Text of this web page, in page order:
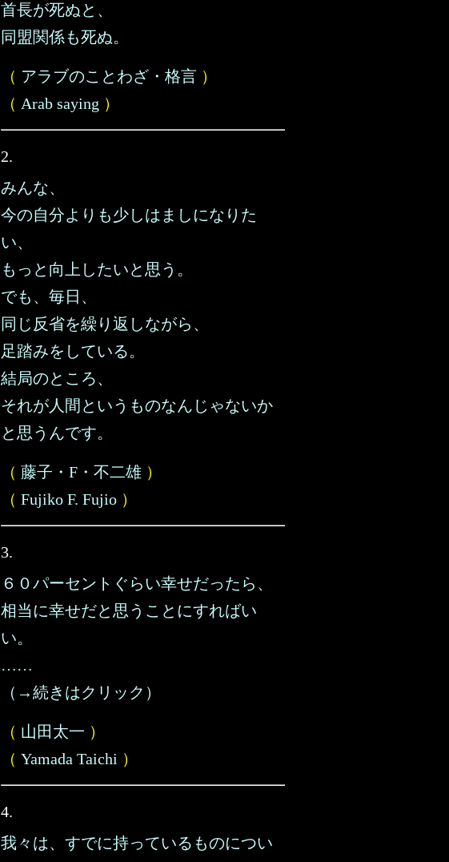
首長が死ぬと、
同盟関係も死ぬ。
（ アラブのことわざ・格言 ）
（ Arab saying ）
2.
みんな、
今の自分よりも少しはましになりた
い、
もっと向上したいと思う。
でも、毎日、
同じ反省を繰り返しながら、
足踏みをしている。
結局のところ、
それが人間というものなんじゃないか
と思うんです。
（ 藤子・F・不二雄 ）
（ Fujiko F. Fujio ）
3.
６０パーセントぐらい幸せだったら、
相当に幸せだと思うことにすればい
い。
……
（→続きはクリック）
（ 山田太一 ）
（ Yamada Taichi ）
4.
我々は、すでに持っているものについ